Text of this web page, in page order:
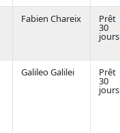
Fabien Chareix Prêt
30
jours
Galileo Galilei Prêt
30
jours